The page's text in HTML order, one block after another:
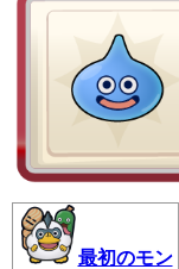
最初のモン